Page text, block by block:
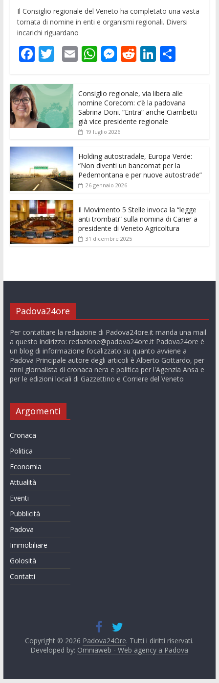
Il Consiglio regionale del Veneto ha completato una vasta
tornata di nomine in enti e organismi regionali. Diversi
incarichi riguardano
F
e
b
o
o
k
T
itt
er
E
l
W
at
s
A
p
M
e
n
g
R
di
t
Li
k
e
dI
C
n
di
vi
Consiglio regionale, via libera alle
nomine Corecom: c’è la padovana
Sabrina Doni. “Entra” anche Ciambetti
già vice presidente regionale
19 luglio 2026
Holding autostradale, Europa Verde:
“Non diventi un bancomat per la
Pedemontana e per nuove autostrade”
26 gennaio 2026
Il Movimento 5 Stelle invoca la “legge
anti trombati” sulla nomina di Caner a
presidente di Veneto Agricoltura
31 dicembre 2025
Padova24ore
Per contattare la redazione di Padova24ore.it manda una mail
a questo indirizzo: redazione@padova24ore.itPadova24ore è
un blog di informazione focalizzato su quanto avviene a
Padova Principale autore degli articoli è Alberto Gottardo, per
anni giornalista di cronaca nera e politica per l'Agenzia Ansa e
per le edizioni locali di Gazzettino e Corriere del Veneto
Argomenti
Cronaca
Politica
Economia
Attualità
Eventi
Pubblicità
Padova
Immobiliare
Golosità
Contatti
Copyright © 2026 Padova24Ore. Tutti i diritti riservati.
Developed by: Omniaweb - Web agency a Padova